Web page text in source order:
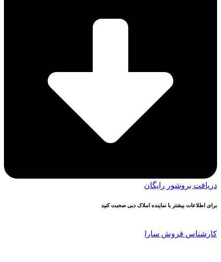
دریافت بروشور رایگان
برای اطلاعات بیشتر با نماینده املاک دبی صحبت کنید
کارشناس فروش سارا